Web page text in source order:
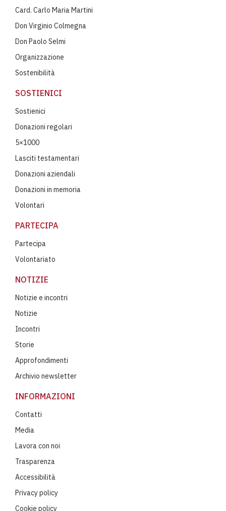
Card. Carlo Maria Martini
Don Virginio Colmegna
Don Paolo Selmi
Organizzazione
Sostenibilità
SOSTIENICI
Sostienici
Donazioni regolari
5×1000
Lasciti testamentari
Donazioni aziendali
Donazioni in memoria
Volontari
PARTECIPA
Partecipa
Volontariato
NOTIZIE
Notizie e incontri
Notizie
Incontri
Storie
Approfondimenti
Archivio newsletter
INFORMAZIONI
Contatti
Media
Lavora con noi
Trasparenza
Accessibilità
Privacy policy
Cookie policy